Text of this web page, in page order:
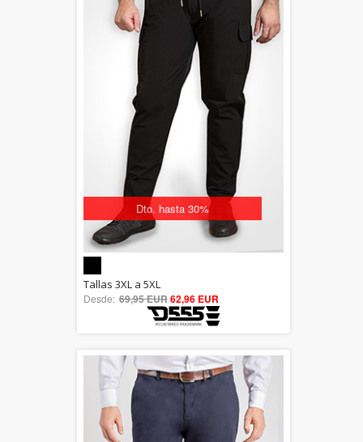
Dto. hasta 30%
5.00
out of 5
Tallas 3XL a 5XL
Desde: 69,95 EUR62,96 EUR